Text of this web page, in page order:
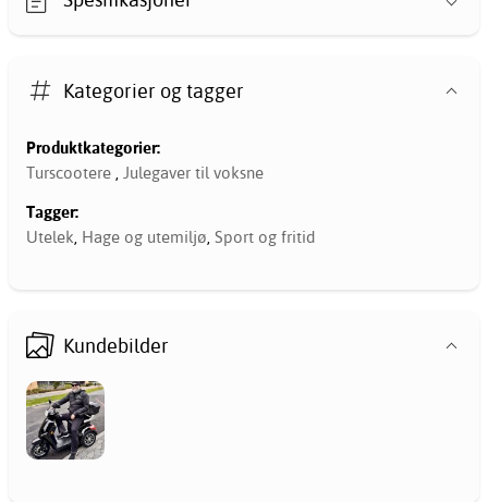
Kategorier og tagger
Produktkategorier:
Turscootere , Julegaver til voksne
Tagger:
Utelek, Hage og utemiljø, Sport og fritid
Kundebilder